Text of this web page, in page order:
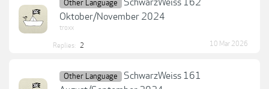
Other Language
SchwarzWeiss 162
Oktober/November 2024
troxx
Replies: 2 10 Mar 2026
Other Language
SchwarzWeiss 161